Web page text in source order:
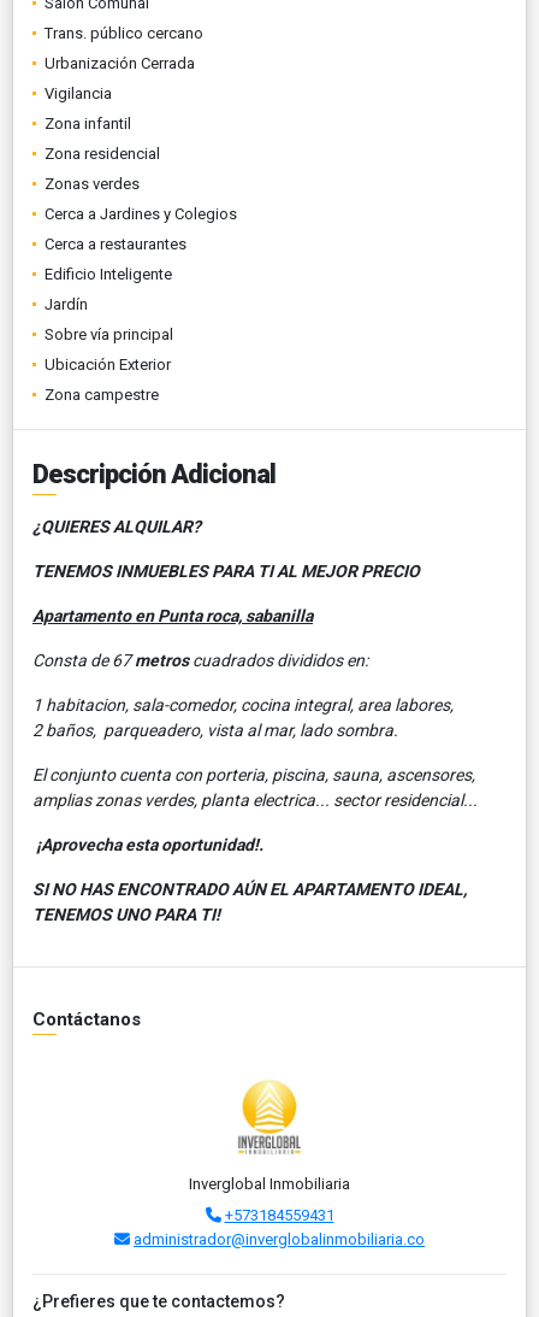
Trans. público cercano
Urbanización Cerrada
Vigilancia
Zona infantil
Zona residencial
Zonas verdes
Cerca a Jardines y Colegios
Cerca a restaurantes
Edificio Inteligente
Jardín
Sobre vía principal
Ubicación Exterior
Zona campestre
Descripción Adicional
¿QUIERES ALQUILAR?
TENEMOS INMUEBLES PARA TI AL MEJOR PRECIO
Apartamento en Punta roca, sabanilla
Consta de 67metroscuadrados divididos en:
1 habitacion, sala-comedor, cocina integral, area labores,
2 baños, parqueadero, vista al mar, lado sombra.
El conjunto cuenta con porteria, piscina, sauna, ascensores,
amplias zonas verdes, planta electrica... sector residencial...
¡Aprovecha esta oportunidad!.
SI NO HAS ENCONTRADO AÚN EL APARTAMENTO IDEAL,
TENEMOS UNO PARA TI!
Contáctanos
Inverglobal Inmobiliaria
+573184559431
administrador@inverglobalinmobiliaria.co
¿Prefieres que te contactemos?